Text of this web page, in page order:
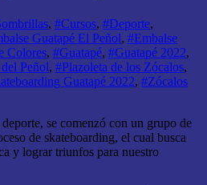
, #Cursos, #Deporte,
Guatapé El Peñol, #Embalse
Colores, #Guatapé, #Guatapé 2022,
Peñol, #Plazoleta de los Zócalos,
Guatapé 2022, #Zócalos
se comenzó con un grupo de
de skateboarding, el cual busca
y lograr triunfos para nuestro